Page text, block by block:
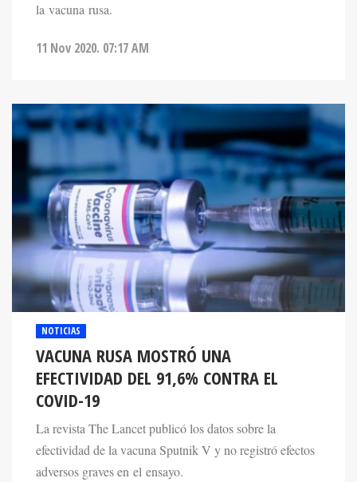
la vacuna rusa.
11 Nov 2020. 07:17 AM
NOTICIAS
VACUNA RUSA MOSTRÓ UNA
EFECTIVIDAD DEL 91,6% CONTRA EL
COVID-19
La revista The Lancet publicó los datos sobre la
efectividad de la vacuna Sputnik V y no registró efectos
adversos graves en el ensayo.